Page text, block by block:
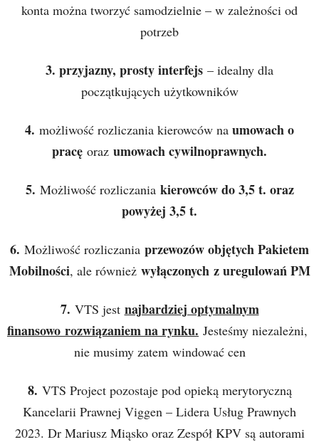
konta można tworzyć samodzielnie – w zależności od
potrzeb
3. przyjazny, prosty interfejs – idealny dla
początkujących użytkowników
4. możliwość rozliczania kierowców na umowach o
pracę oraz umowach cywilnoprawnych.
5. Możliwość rozliczania kierowców do 3,5 t. oraz
powyżej 3,5 t.
6. Możliwość rozliczania przewozów objętych Pakietem
Mobilności, ale również wyłączonych z uregulowań PM
7. VTS jest najbardziej optymalnym
finansowo rozwiązaniem na rynku. Jesteśmy niezależni,
nie musimy zatem windować cen
8. VTS Project pozostaje pod opieką merytoryczną
Kancelarii Prawnej Viggen – Lidera Usług Prawnych
2023. Dr Mariusz Miąsko oraz Zespół KPV są autorami